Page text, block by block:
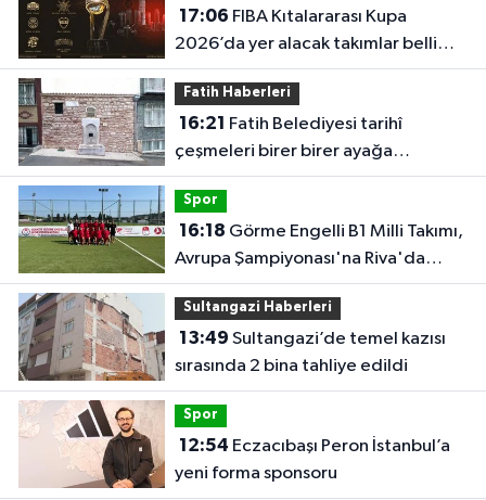
17:06
2026’da yer alacak takımlar belli
oldu
Fatih Haberleri
16:21
çeşmeleri birer birer ayağa
kaldırıyor
Spor
16:18
Avrupa Şampiyonası'na Riva'da
hazırlanıyor
Sultangazi Haberleri
13:49
sırasında 2 bina tahliye edildi
Spor
12:54
yeni forma sponsoru